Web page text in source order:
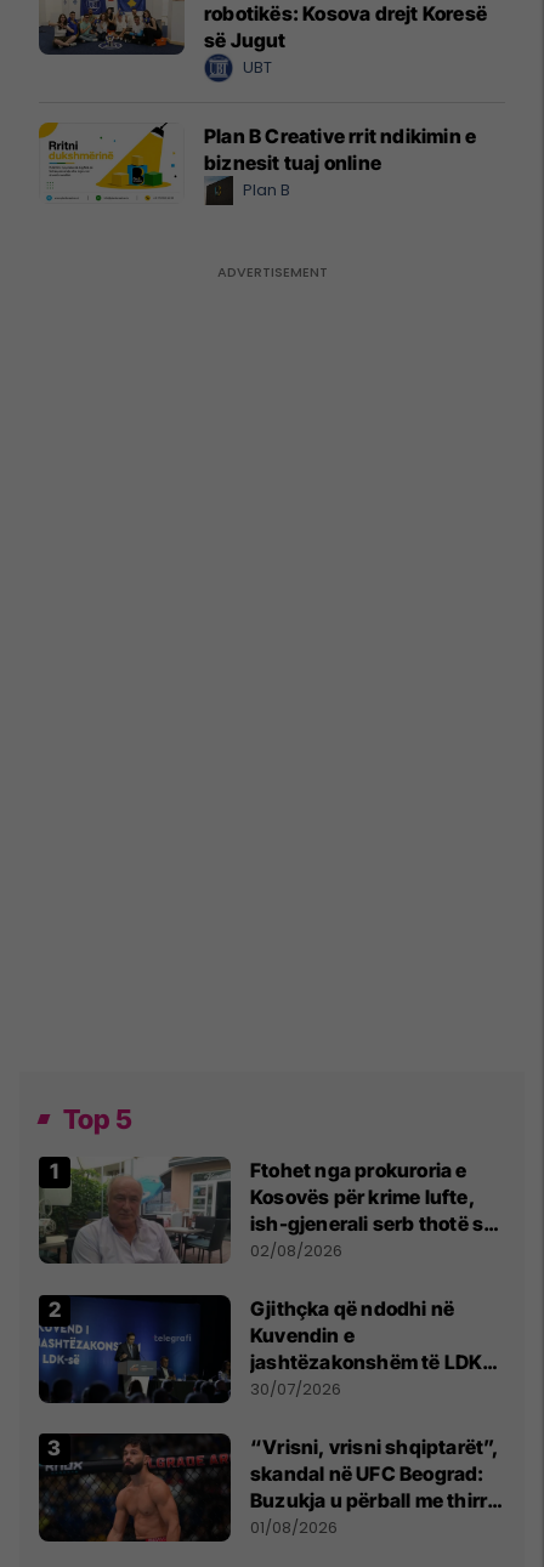
robotikës: Kosova drejt Koresë
së Jugut
UBT
Plan B Creative rrit ndikimin e
biznesit tuaj online
Plan B
Top 5
Ftohet nga prokuroria e
Kosovës për krime lufte,
ish-gjenerali serb thotë se
dikush e tradhtoi në
02/08/2026
Gjithçka që ndodhi në
Kuvendin e
jashtëzakonshëm të LDK-
së
30/07/2026
“Vrisni, vrisni shqiptarët”,
skandal në UFC Beograd:
Buzukja u përball me thirrje
anti-shqiptare nga
01/08/2026